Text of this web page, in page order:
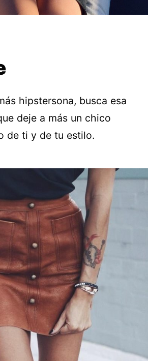
hipstersona, busca esa
deje a más un chico
de ti y de tu estilo.